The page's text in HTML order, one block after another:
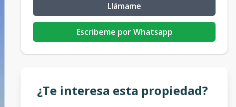
Llámame
Escribeme por Whatsapp
¿Te interesa esta propiedad?